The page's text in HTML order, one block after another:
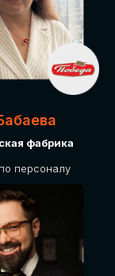
фабрика
персоналу